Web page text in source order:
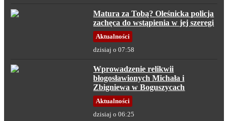
Matura za Tobą? Oleśnicka policja
zachęca do wstąpienia w jej szeregi
Aktualności
dzisiaj o 07:58
Wprowadzenie relikwii
błogosławionych Michała i
Zbigniewa w Boguszycach
Aktualności
dzisiaj o 06:25